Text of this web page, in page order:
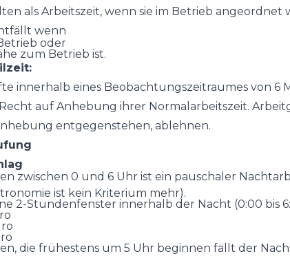
als Arbeitszeit, wenn sie im Betrieb angeordnet
wenn
oder
zum Betrieb ist.
innerhalb eines Beobachtungszeitraumes von
Recht auf Anhebung ihrer Normalarbeitszeit.
entgegenstehen, ablehnen.
zwischen 0 und 6 Uhr ist ein pauschaler
ist kein Kriterium mehr).
2-Stundenfenster innerhalb der Nacht (0:00 bis
die frühestens um 5 Uhr beginnen fällt der